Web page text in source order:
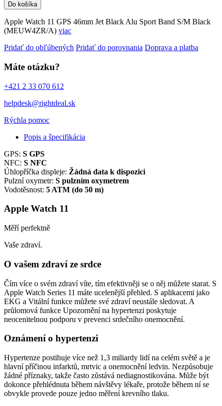
Do košíka
Apple Watch 11 GPS 46mm Jet Black Alu Sport Band S/M Black
(MEUW4ZR/A) viac
Pridať do obľúbených Pridať do porovnania Doprava a platba
Máte otázku?
+421 2 33 070 612
helpdesk@rightdeal.sk
Rýchla pomoc
Popis a špecifikácia
GPS: S GPS
NFC: S NFC
Úhlopříčka displeje: Žádná data k dispozici
Pulzní oxymetr: S pulzním oxymetrem
Vodotěsnost: 5 ATM (do 50 m)
Apple Watch 11
Měří perfektně
Vaše zdraví.
O vašem zdraví ze srdce
Čím více o svém zdraví víte, tím efektivněji se o něj můžete starat. S
Apple Watch Series 11 máte ucelenější přehled. S aplikacemi jako
EKG a Vitální funkce můžete své zdraví neustále sledovat. A
průlomová funkce Upozornění na hypertenzi poskytuje
neocenitelnou podporu v prevenci srdečního onemocnění.
Oznámení o hypertenzi
Hypertenze postihuje více než 1,3 miliardy lidí na celém světě a je
hlavní příčinou infarktů, mrtvic a onemocnění ledvin. Nezpůsobuje
žádné příznaky, takže často zůstává nediagnostikována. Může být
dokonce přehlédnuta během návštěvy lékaře, protože během ní se
obvykle provede pouze jedno měření krevního tlaku.